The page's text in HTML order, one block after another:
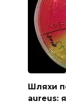
Шляхи
aureus: